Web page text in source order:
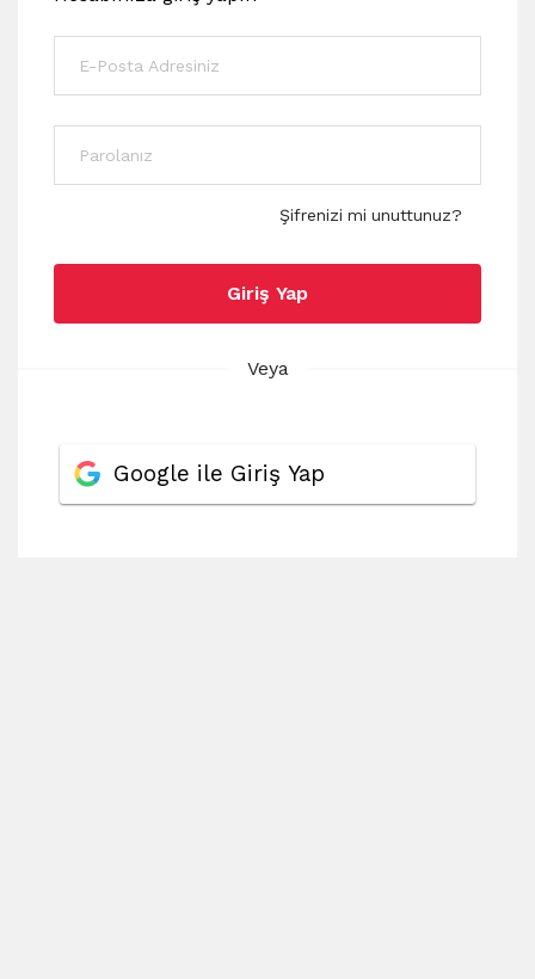
Şifrenizi mi unuttunuz?
Giriş Yap
Veya
Google ile Giriş Yap